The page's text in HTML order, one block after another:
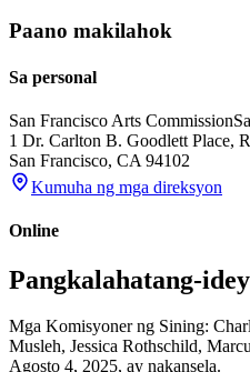
Paano makilahok
Sa personal
San Francisco Arts Commission
1 Dr. Carlton B. Goodlett Place,
San Francisco, CA 94102
Kumuha ng mga direksyon
Online
Pangkalahatang-
Mga Komisyoner ng Sining:
Musleh, Jessica Rothschild,
Agosto 4, 2025, ay nakansela.